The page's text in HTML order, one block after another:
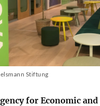
Stiftung
for Economic